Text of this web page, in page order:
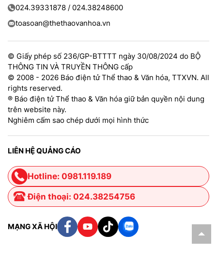
024.39331878 / 024.38248600
toasoan@thethaovanhoa.vn
© Giấy phép số 236/GP-BTTTT ngày 30/08/2024 do BỘ
THÔNG TIN VÀ TRUYỀN THÔNG cấp
© 2008 - 2026 Báo điện tử Thể thao & Văn hóa, TTXVN. All
rights reserved.
® Báo điện tử Thể thao & Văn hóa giữ bản quyền nội dung
trên website này.
Nghiêm cấm sao chép dưới mọi hình thức
LIÊN HỆ QUẢNG CÁO
Hotline: 0981.119.189
Điện thoại: 024.38254756
MẠNG XÃ HỘI